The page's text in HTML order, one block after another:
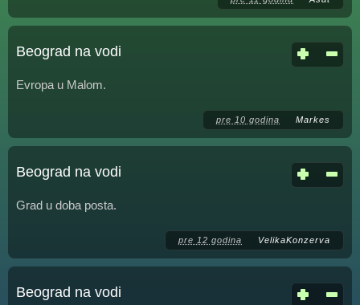
Beograd na vodi
Evropa u Malom.
pre 10 godina Markes
Beograd na vodi
Grad u doba posta.
pre 12 godina VelikaKonzerva
Beograd na vodi